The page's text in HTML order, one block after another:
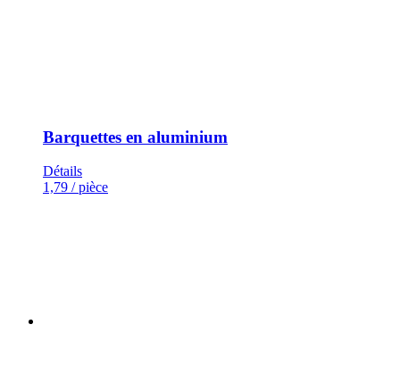
Barquettes en aluminium
Détails
1,79 / pièce